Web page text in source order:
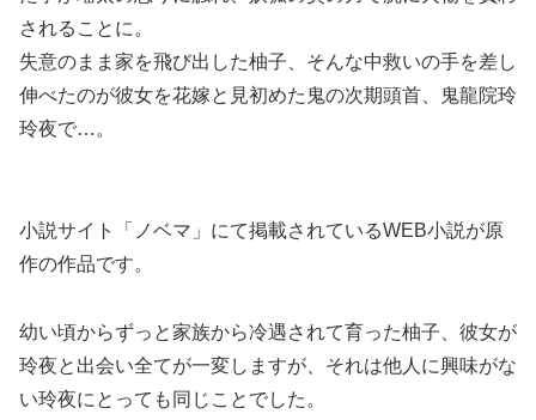
されることに。
失意のまま家を飛び出した柚子、そんな中救いの手を差し
伸べたのが彼女を花嫁と見初めた鬼の次期頭首、鬼龍院玲
玲夜で…。
小説サイト「ノベマ」にて掲載されているWEB小説が原
作の作品です。
幼い頃からずっと家族から冷遇されて育った柚子、彼女が
玲夜と出会い全てが一変しますが、それは他人に興味がな
い玲夜にとっても同じことでした。